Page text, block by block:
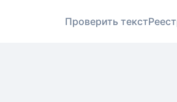
Проверить текст